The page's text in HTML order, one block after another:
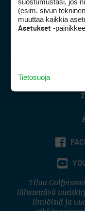
Tilaa
lähetettävä
ilmiöistä ja
(esim. sivun
muuttaa kaikkia
Asetukset -
Tietosuoja